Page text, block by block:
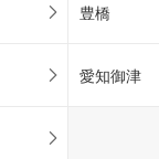
豊橋
愛知御津